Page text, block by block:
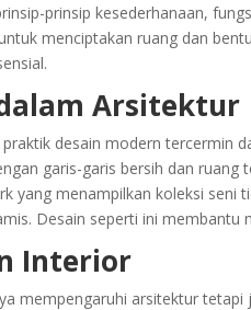
prinsip kesederhanaan,
menciptakan ruang dan
Arsitektur
desain modern tercermin
garis-garis bersih dan
yang menampilkan koleksi
Desain seperti ini
Interior
mempengaruhi arsitektur